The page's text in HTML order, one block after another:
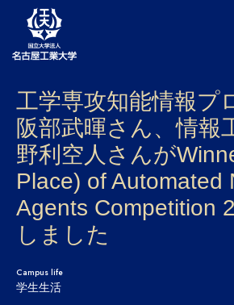
大学案内
学部・大学院・センター
入試
学生生活
研究・産学官連携
社会連携
工学専攻知能情報プ
阪部武暉さん、情報
野利空人さんが
Place) of Automated
Agents Competition
しました
Campus life
学生生活